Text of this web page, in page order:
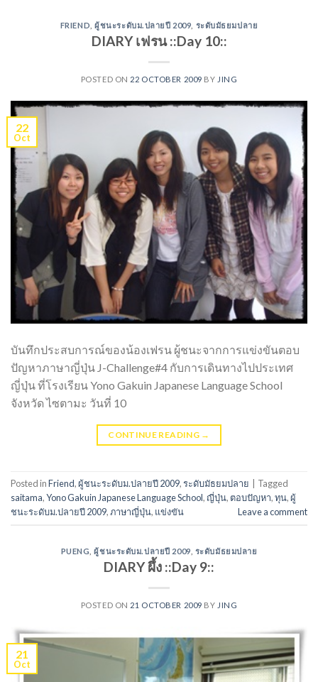
FRIEND ,ผู้ชนะระดับม.ปลายปี 2009 ระดับมัธยมปลาย
DIARY เฟรน ::Day 10::
POSTED ON 22 OCTOBER 2009 BY JING
22
Oct
บันทึกประสบการณ์ของน้องเฟรน ผู้ชนะจากการแข่งขันตอบ
ปัญหาภาษาญี่ปุ่น J-Challenge#4 กับการเดินทางไปประเทศ
ญี่ปุ่น ที่โรงเรียน Yono Gakuin Japanese Language School
จังหวัด ไซตามะ วันที่ 10
CONTINUE READING →
Posted inFriend,ผู้ชนะระดับม.ปลายปี 2009,ระดับมัธยมปลาย
Tagged
saitama,Yono Gakuin Japanese Language School,ญี่ปุ่น, ตอบปัญหา,ทุน,ผู้
ชนะระดับม.ปลายปี 2009,ภาษาญี่ปุ่น, แข่งขัน Leave a comment
PUENG ,ผู้ชนะระดับม.ปลายปี 2009 ระดับมัธยมปลาย
DIARY ผึ้ง ::Day 9::
POSTED ON 21 OCTOBER 2009 BY JING
21
Oct